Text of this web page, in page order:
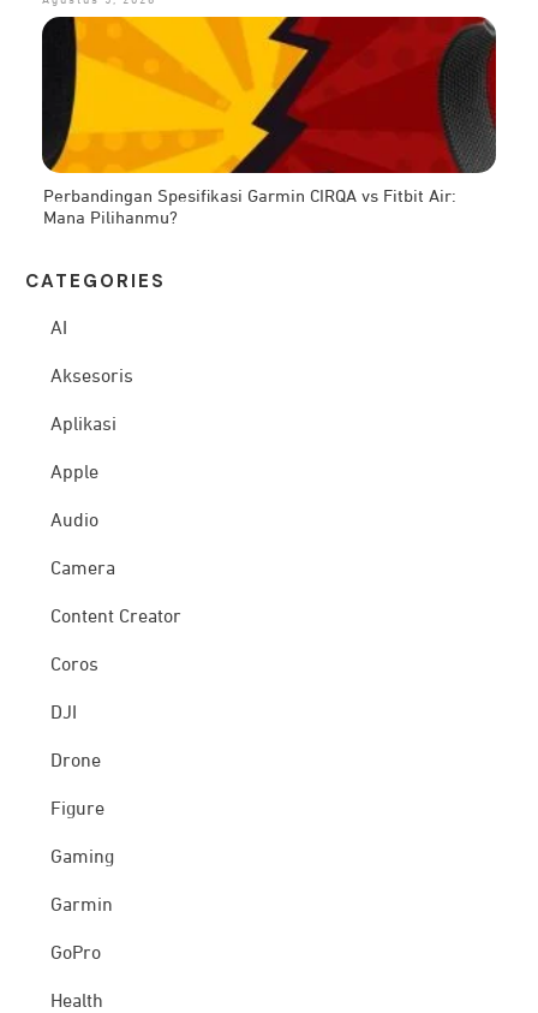
Perbandingan Spesifikasi Garmin CIRQA vs Fitbit Air:
Mana Pilihanmu?
CATEG ORIES
AI
Aksesoris
Aplikasi
Apple
Audio
Camera
Content Creator
Coros
DJI
Drone
Figure
Gaming
Garmin
GoPro
Health